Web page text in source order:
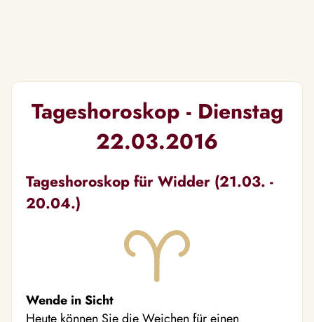
Tageshoroskop - Dienstag
22.03.2016
Tageshoroskop für Widder (21.03. -
20.04.)
Wende in Sicht